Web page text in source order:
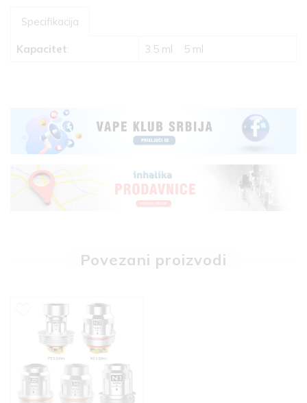
Specifikacija
Kapacitet: 3.5 ml 5 ml
Povezani proizvodi